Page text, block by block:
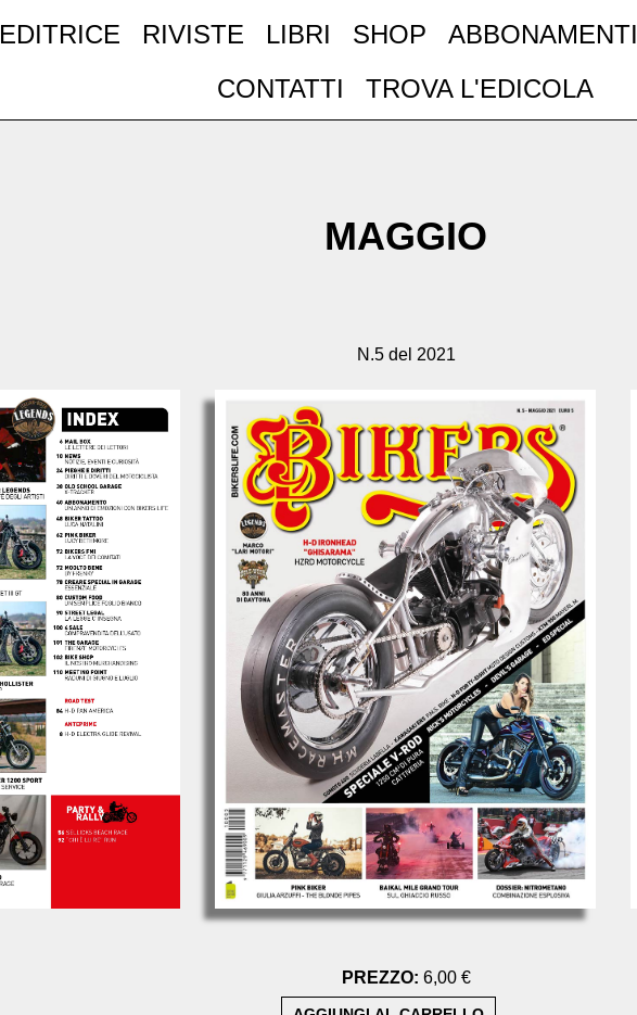
EDITRICE RIVISTE LIBRI SHOP ABBONAMENTI
CONTATTI
TROVA L'EDICOLA
MAGGIO
N.5 del 2021
PREZZO: 6,00 €